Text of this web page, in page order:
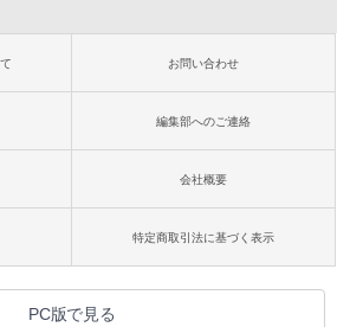
お問い合わせ
編集部へのご連絡
会社概要
特定商取引法に基づく表示
PC版で見る